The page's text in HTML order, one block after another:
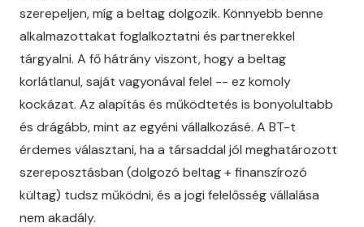
szerepeljen, míg a beltag dolgozik. Könnyebb benne
alkalmazottakat foglalkoztatni és partnerekkel
tárgyalni. A fő hátrány viszont, hogy a beltag
korlátlanul, saját vagyonával felel -- ez komoly
kockázat. Az alapítás és működtetés is bonyolultabb
és drágább, mint az egyéni vállalkozásé. A BT-t
érdemes választani, ha a társaddal jól meghatározott
szereposztásban (dolgozó beltag + finanszírozó
kültag) tudsz működni, és a jogi felelősség vállalása
nem akadály.